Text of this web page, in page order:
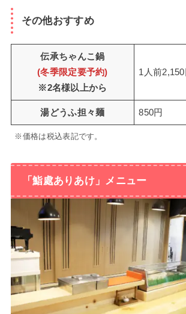
その他おすすめ
伝承ちゃんこ鍋
(冬季限定要予約)
※2名様以上から
1人前2,150
湯どうふ担々麺 850円
※価格は税込表記です。
「鮨處ありあけ」メニュー